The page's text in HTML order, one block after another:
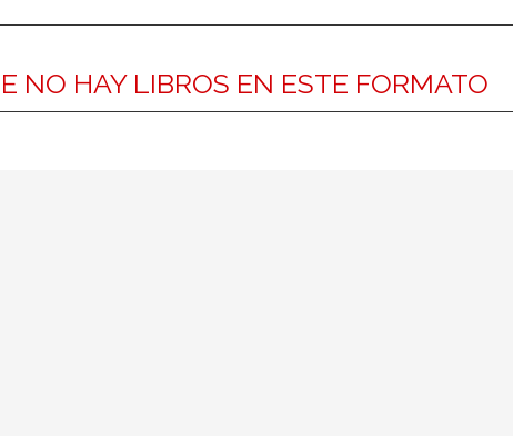
NO HAY LIBROS EN ESTE FORMATO